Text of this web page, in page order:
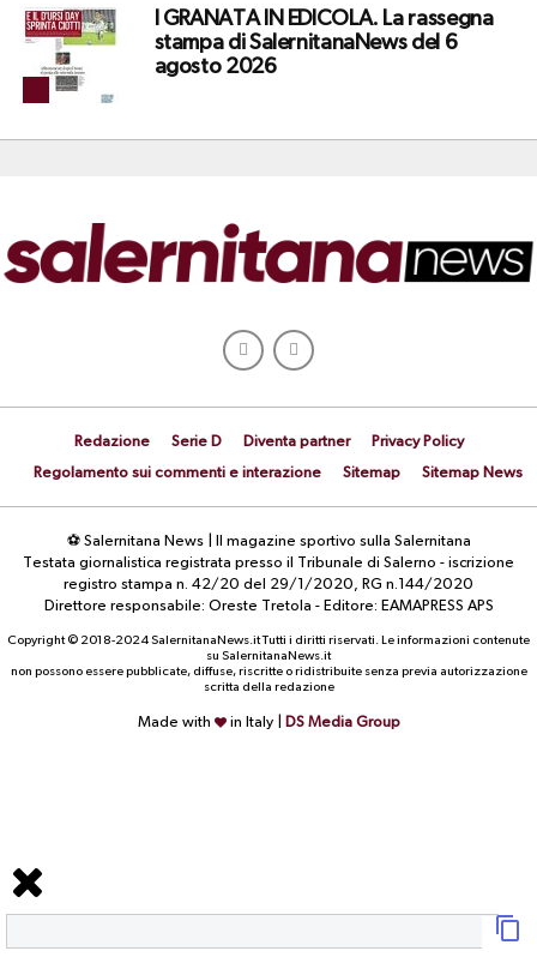
I GRANATA IN EDICOLA. La rassegna
stampa di SalernitanaNews del 6
agosto 2026
Redazione Serie D Diventa partner
Privacy Policy
Regolamento sui commenti e interazione
Sitemap Sitemap News
⚽ Salernitana News | Il magazine sportivo sulla Salernitana
Testata giornalistica registrata presso il Tribunale di Salerno - iscrizione
registro stampa n. 42/20 del 29/1/2020, RG n.144/2020
Direttore responsabile: Oreste Tretola - Editore: EAMAPRESS APS
Copyright © 2018-2024 SalernitanaNews.it Tutti i diritti riservati. Le informazioni contenute
su SalernitanaNews.it
non possono essere pubblicate, diffuse, riscritte o ridistribuite senza previa autorizzazione
scritta della redazione
Made with in Italy | DS Media Group